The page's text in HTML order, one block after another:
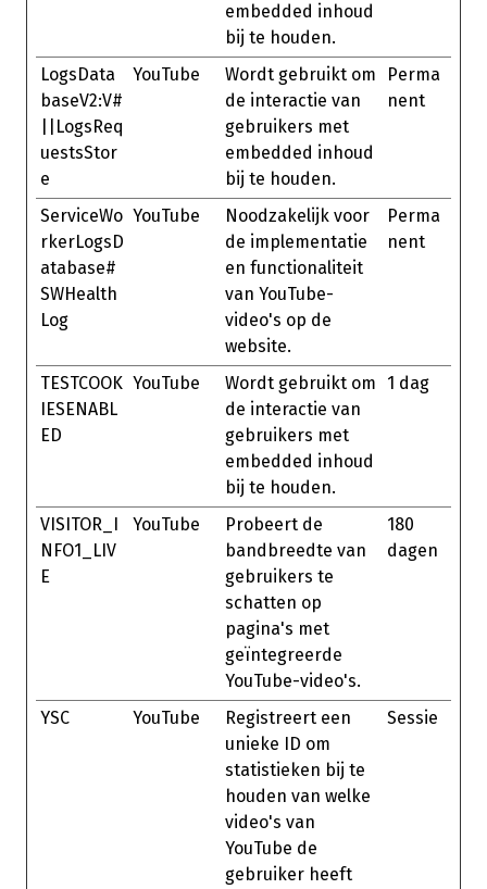
embedded inhoud
bij te houden.
LogsData
baseV2:V#
||LogsReq
uestsStor
e
YouTube
Wordt gebruikt om
de interactie van
gebruikers met
embedded inhoud
bij te houden.
Perma
nent
ServiceWo
rkerLogsD
atabase#
SWHealth
Log
YouTube
Noodzakelijk voor
de implementatie
en functionaliteit
van YouTube-
video's op de
website.
Perma
nent
TESTCOOK
IESENABL
ED
YouTube
Wordt gebruikt om
de interactie van
gebruikers met
embedded inhoud
bij te houden.
1 dag
VISITOR_I
NFO1_LIV
E
YouTube
Probeert de
bandbreedte van
gebruikers te
schatten op
pagina's met
geïntegreerde
YouTube-video's.
180
dagen
YSC YouTube
Registreert een
unieke ID om
statistieken bij te
houden van welke
video's van
YouTube de
gebruiker heeft
Sessie